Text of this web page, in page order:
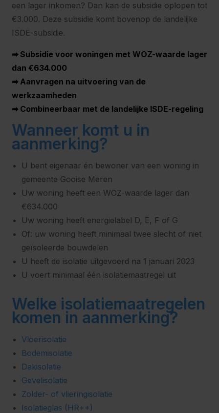
een lager inkomen? Dan kan de subsidie oplopen tot
€3.000. Deze subsidie komt bovenop de landelijke
ISDE-subsidie.
➡ Subsidie voor woningen met WOZ-waarde lager
dan €634.000
➡ Aanvragen na uitvoering van de
werkzaamheden
➡ Combineerbaar met de landelijke ISDE-regeling
Wanneer komt u in
aanmerking?
U bent eigenaar én bewoner van een woning in
gemeente Gooise Meren
Uw woning heeft een WOZ-waarde lager dan
€634.000
Uw woning heeft energielabel D, E, F of G
Of: uw woning heeft minimaal twee slecht of niet
geïsoleerde bouwdelen
U heeft de isolatie uitgevoerd na 1 januari 2023
U voert minimaal één isolatiemaatregel uit
Welke isolatiemaatregelen
komen in aanmerking?
Vloerisolatie
Bodemisolatie
Dakisolatie
Gevelisolatie
Zolder- of vlieringisolatie
Isolatieglas (HR++)